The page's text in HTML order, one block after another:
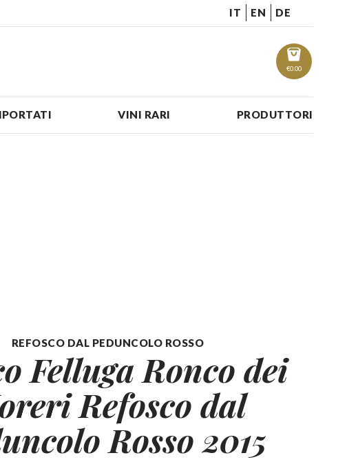
IT EN DE
€0.00
VINI RARI PRODUTTORI
REFOSCO DAL PEDUNCOLO ROSSO
Felluga Ronco dei
Refosco dal
Rosso 2015